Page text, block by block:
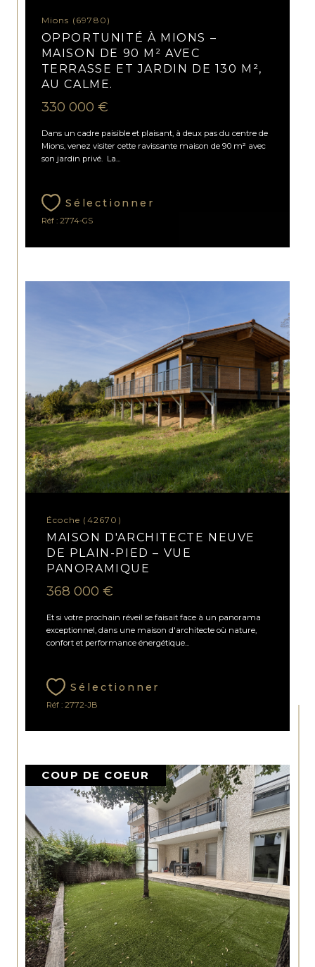
Mions (69780)
OPPORTUNITÉ À MIONS –
MAISON DE 90 M² AVEC
TERRASSE ET JARDIN DE 130 M²,
AU CALME.
330 000 €
Dans un cadre paisible et plaisant, à deux pas du centre de
Mions, venez visiter cette ravissante maison de 90 m² avec
son jardin privé. La...
Sélectionner
Réf : 2774-GS
Écoche (42670)
MAISON D'ARCHITECTE NEUVE
DE PLAIN-PIED – VUE
PANORAMIQUE
368 000 €
Et si votre prochain réveil se faisait face à un panorama
exceptionnel, dans une maison d'architecte où nature,
confort et performance énergétique...
Sélectionner
Réf : 2772-JB
COUP DE COEUR